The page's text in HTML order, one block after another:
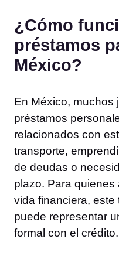
¿Cómo
préstamos
México?
En México, muchos
préstamos
relacionados con
transporte,
de deudas o
plazo. Para
vida financiera, este
puede representar
formal con el crédito.